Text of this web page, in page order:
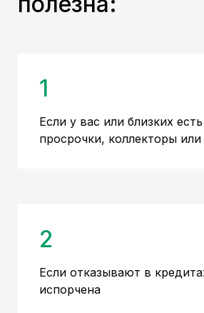
1
Если у вас или близких
просрочки, коллекторы
2
Если отказывают в
испорчена